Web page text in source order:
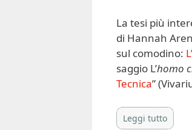
La tesi più
di Hannah
sul comodino:
saggio L’homo
Tecnica”
Leggi tutto